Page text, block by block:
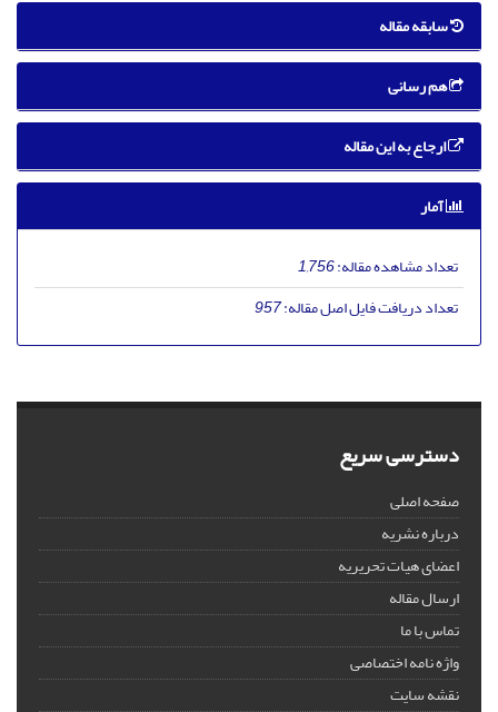
سابقه مقاله
هم رسانی
ارجاع به این مقاله
آمار
تعداد مشاهده مقاله:1,756
تعداد دریافت فایل اصل مقاله:957
دسترسی سریع
صفحه اصلی
درباره نشریه
اعضای هیات تحریریه
ارسال مقاله
تماس با ما
واژه نامه اختصاصی
نقشه سایت